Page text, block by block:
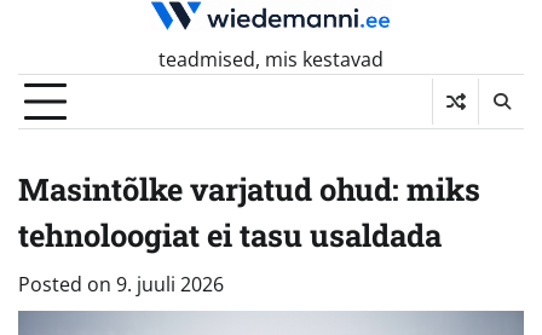
content
teadmised, mis kestavad
Masintõlke varjatud ohud: miks
tehnoloogiat ei tasu usaldada
Posted on 9. juuli 2026